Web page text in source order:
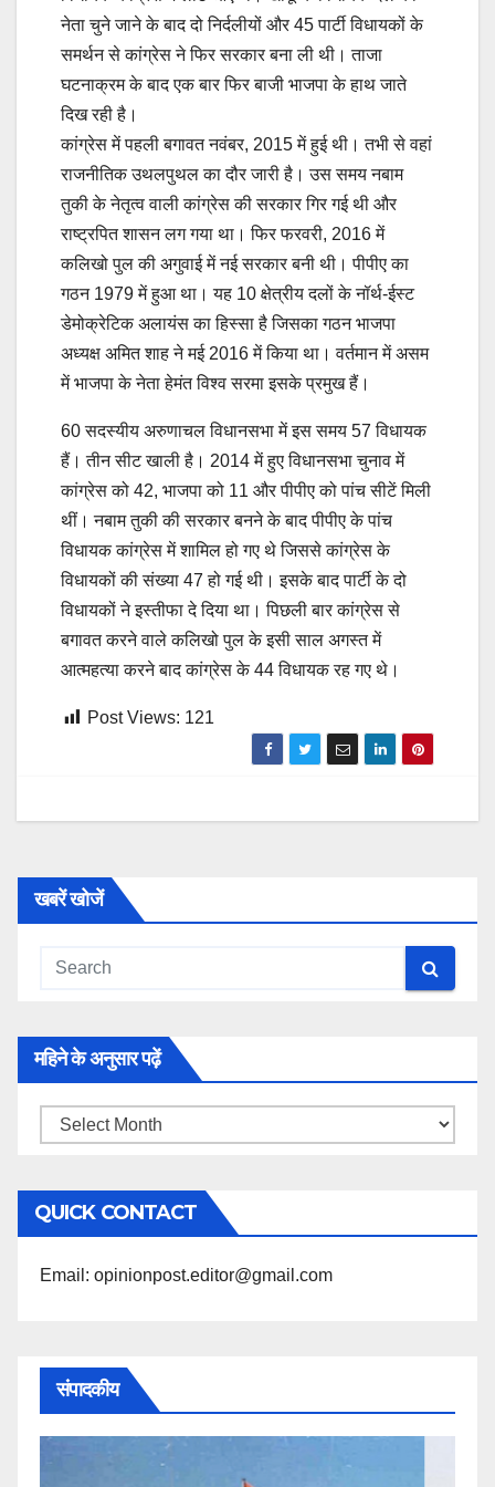
नेता चुने जाने के बाद दो निर्दलीयों और 45 पार्टी विधायकों के
समर्थन से कांग्रेस ने फिर सरकार बना ली थी। ताजा
घटनाक्रम के बाद एक बार फिर बाजी भाजपा के हाथ जाते
दिख रही है।
कांग्रेस में पहली बगावत नवंबर, 2015 में हुई थी। तभी से वहां
राजनीतिक उथलपुथल का दौर जारी है। उस समय नबाम
तुकी के नेतृत्व वाली कांग्रेस की सरकार गिर गई थी और
राष्ट्रपित शासन लग गया था। फिर फरवरी, 2016 में
कलिखो पुल की अगुवाई में नई सरकार बनी थी। पीपीए का
गठन 1979 में हुआ था। यह 10 क्षेत्रीय दलों के नॉर्थ-ईस्ट
डेमोक्रेटिक अलायंस का हिस्सा है जिसका गठन भाजपा
अध्यक्ष अमित शाह ने मई 2016 में किया था। वर्तमान में असम
में भाजपा के नेता हेमंत विश्व सरमा इसके प्रमुख हैं।
60 सदस्यीय अरुणाचल विधानसभा में इस समय 57 विधायक
हैं। तीन सीट खाली है। 2014 में हुए विधानसभा चुनाव में
कांग्रेस को 42, भाजपा को 11 और पीपीए को पांच सीटें मिली
थीं। नबाम तुकी की सरकार बनने के बाद पीपीए के पांच
विधायक कांग्रेस में शामिल हो गए थे जिससे कांग्रेस के
विधायकों की संख्या 47 हो गई थी। इसके बाद पार्टी के दो
विधायकों ने इस्तीफा दे दिया था। पिछली बार कांग्रेस से
बगावत करने वाले कलिखो पुल के इसी साल अगस्त में
आत्महत्या करने बाद कांग्रेस के 44 विधायक रह गए थे।
Post Views: 121
खबरें खोजें
महिने के अनुसार पढ़ें
महिने
अनुसार
पढ़ें
QUICK CONTACT
Email: opinionpost.editor@gmail.com
संपादकीय